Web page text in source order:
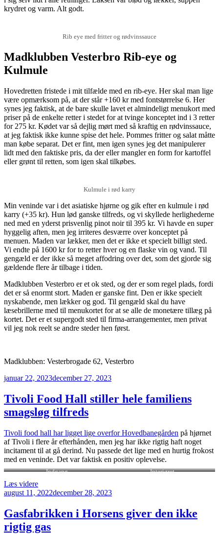
krydret og varm. Alt godt.
Rib eye med fritter og rødvinssauce
Madklubben Vesterbro Rib-eye og
Kulmule
Hovedretten fristede i mit tilfælde med en rib-eye. Her skal man lige
være opmærksom på, at der står +160 kr med fontstørrelse 6. Her
synes jeg faktisk, at de bare skulle lavet et almindeligt menukort med
priser på de enkelte retter i stedet for at tvinge konceptet ind i 3 retter
for 275 kr. Kødet var så dejlig mørt med så kraftig en rødvinssauce,
at jeg faktisk ikke kunne spise det hele. Pommes fritter og salat måtte
man købe separat. Det er fint, men igen synes jeg det manipulerer
lidt med den faktiske pris, da der eller mangler en form for kartoffel
eller grønt til retten, som igen skal tilkøbes.
Kulmule i rød karry
Min veninde var i det asiatiske hjørne og gik efter en kulmule i rød
karry (+35 kr). Hun lød ganske tilfreds, og vi skyllede herlighederne
ned med en yderst prisvenlig pinot noir til 395 kr. Vi havde en super
hyggelig aften, men jeg irriteres desværre over konceptet på
menuen. Maden var lækker, men det er ikke et specielt billigt sted.
Vi endte på 1600 kr for to retter hver og en flaske vin og vand. Til
gengæld er der ikke så meget affodring over det, som det gjorde sig
gældende flere år tilbage i tiden.
Madklubben Vesterbro er et ok sted, og der er som regel plads, fordi
det er så enormt stort. Maden er ganske fint. Den er ikke specielt
nyskabende, men lækker og god. Til gengæld skal du have
læsebrillerne med til menukortet for at se alle de monetære tillæg på
kortet. Det er et supergodt sted til firma-arrangementer, men privat
vil jeg nok reelt se andre steder hen først.
Madklubben: Vesterbrogade 62, Vesterbro
Udgivet
januar 22, 2023december 27, 2023
Tivoli Food Hall stiller hele familiens
smagsløg tilfreds
Tivoli food hall har ligget lige overfor Hovedbanegården på hjørnet
af Tivoli i flere år efterhånden, men jeg har ikke rigtig haft noget
incitament til at gå derind. Nu passede det lige med en hurtig frokost
med en veninde. Det var faktisk en positiv oplevelse.
Indgang Interiøret
Læs videre“Tivoli
Food
stiller
hele
familiens
Udgivet
august 11, 2022december 28, 2023
Gasfabrikken i Horsens giver den ikke
rigtig gas